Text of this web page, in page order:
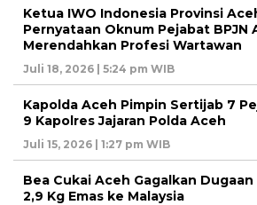
Ketua IWO Indonesia Provinsi
Pernyataan Oknum Pejabat BPJN
Merendahkan Profesi Wartawan
Juli 18, 2026 | 5:24 pm WIB
Kapolda Aceh Pimpin Sertijab 7
9 Kapolres Jajaran Polda Aceh
Juli 15, 2026 | 1:27 pm WIB
Bea Cukai Aceh Gagalkan
2,9 Kg Emas ke Malaysia